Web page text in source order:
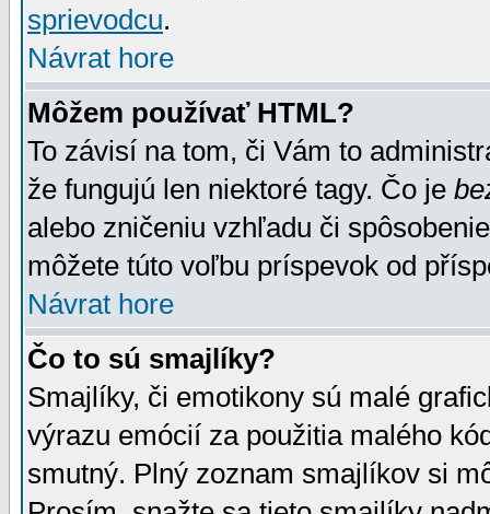
sprievodcu.
Návrat hore
Môžem používať HTML?
To závisí na tom, či Vám to
že fungujú len niektoré tagy. Čo je
alebo zničeniu vzhľadu či
môžete túto voľbu príspevok od
Návrat hore
Čo to sú smajlíky?
Smajlíky, či emotikony sú malé
výrazu emócií za použitia malého
smutný. Plný zoznam smajlíkov si